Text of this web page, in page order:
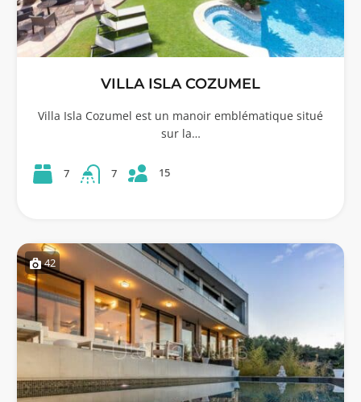
VILLA ISLA COZUMEL
Villa Isla Cozumel est un manoir emblématique situé
sur la…
7 7 15
42